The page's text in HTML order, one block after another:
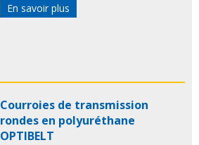
En savoir plus
Courroies de transmission
rondes en polyuréthane
OPTIBELT